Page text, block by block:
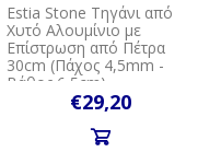
Estia Stone Τηγάνι από
Χυτό Αλουμίνιο με
Επίστρωση από Πέτρα
30cm (Πάχος 4,5mm -
Βάθος 6,5cm)
€29,20